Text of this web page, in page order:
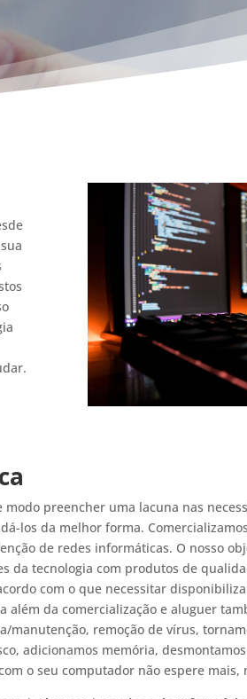
modo preencher uma lacuna nas
los da melhor forma.
de redes informáticas. O nosso
da tecnologia com produtos de
com o que necessitar
além da comercialização e aluguer
manutenção, remoção de vírus,
adicionamos memória,
o seu computador não espere mais,